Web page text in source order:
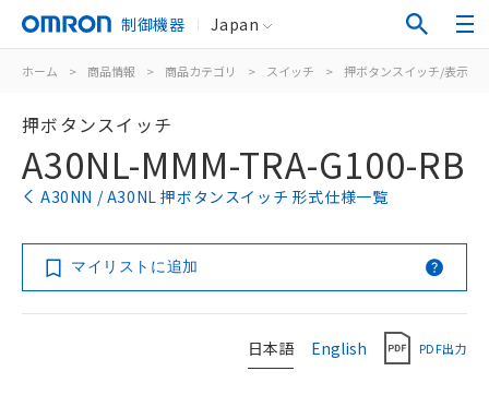
制御機器 Japan
ホーム > 商品情報 > 商品カテゴリ > スイッチ > 押ボタンスイッチ/表示灯
押ボタンスイッチ
A30NL-MMM-TRA-G100-RB
A30NN / A30NL 押ボタンスイッチ 形式仕様一覧
マイリストに追加
日本語 English PDF出力